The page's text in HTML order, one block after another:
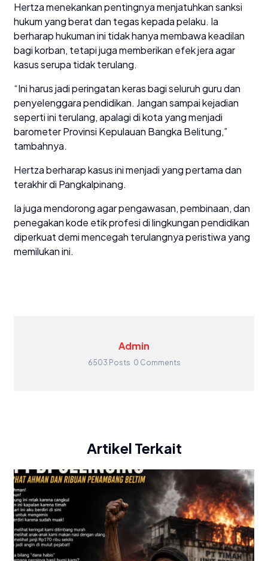
Hertza menekankan pentingnya menjatuhkan sanksi
hukum yang berat dan tegas kepada pelaku. Ia
berharap hukuman ini tidak hanya membawa keadilan
bagi korban, tetapi juga memberikan efek jera agar
kasus serupa tidak terulang.
“Ini harus jadi peringatan keras bagi seluruh guru dan
penyelenggara pendidikan. Jangan sampai kejadian
seperti ini terulang, apalagi di kota yang menjadi
barometer Provinsi Kepulauan Bangka Belitung,”
tambahnya.
Hertza berharap kasus ini menjadi yang pertama dan
terakhir di Pangkalpinang.
Ia juga mendorong agar pengawasan, pembinaan, dan
penegakan kode etik profesi di lingkungan pendidikan
diperkuat demi mencegah terulangnya peristiwa yang
memilukan ini.
Admin
6503 Posts 0 Comments
Artikel Terkait